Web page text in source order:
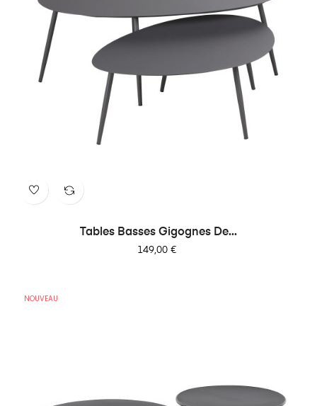
Tables Basses Gigognes De...
Prix
149,00 €
NOUVEAU